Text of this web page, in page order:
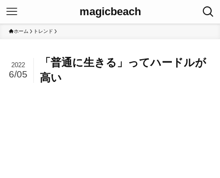
magicbeach
ホーム トレンド
「普通に生きる」ってハードルが
高い
2022
6/05